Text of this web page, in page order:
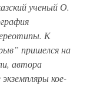
ученый О.
К
пришелся на
автора
кое-